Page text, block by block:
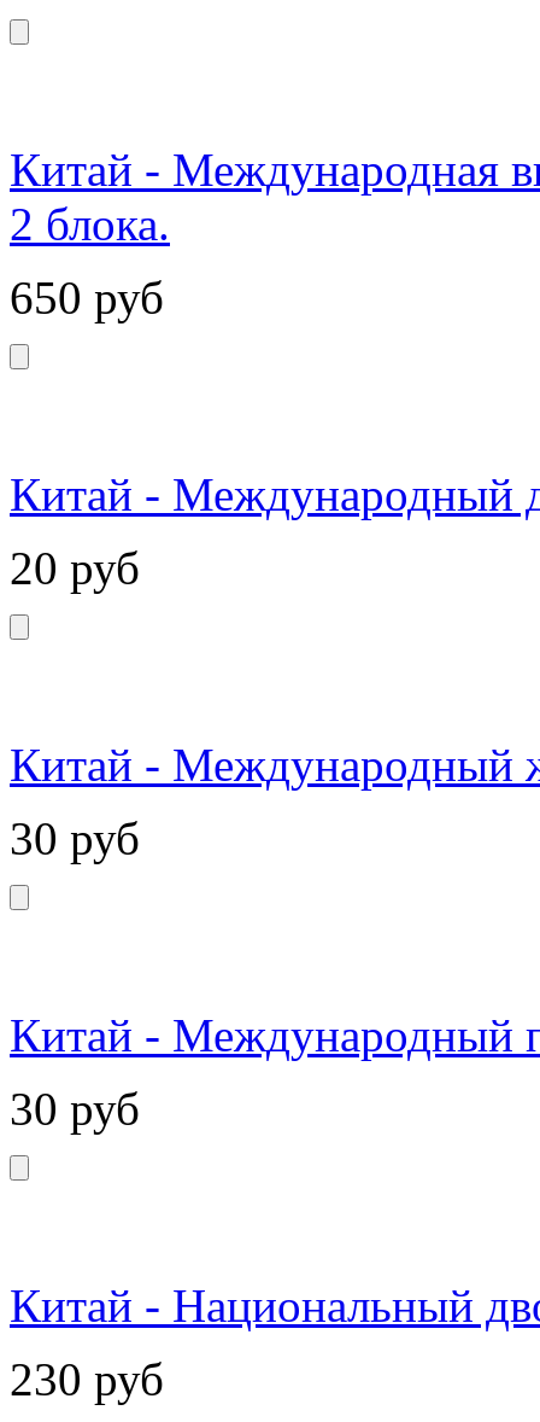
Китай - Международная
2 блока.
650 руб
Китай - Международный
20 руб
Китай - Международный
30 руб
Китай - Международный
30 руб
Китай - Национальный
230 руб